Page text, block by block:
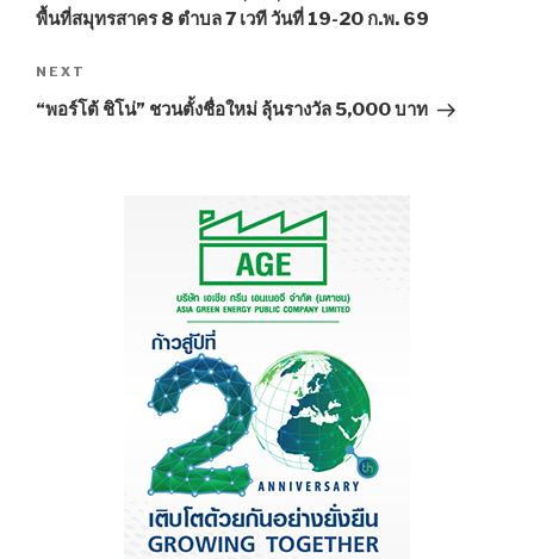
พื้นที่สมุทรสาคร 8 ตำบล 7 เวที วันที่ 19-20 ก.พ. 69
Next
Post
NEXT
“พอร์โต้ ชิโน่” ชวนตั้งชื่อใหม่ ลุ้นรางวัล 5,000 บาท